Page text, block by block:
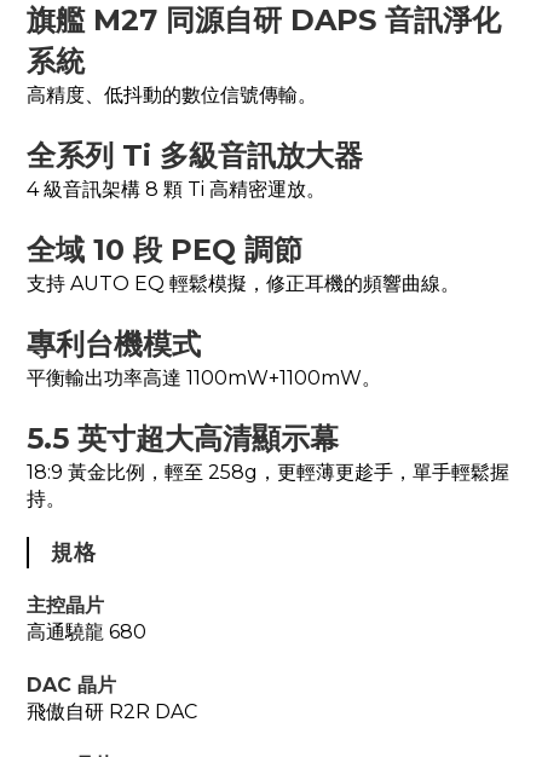
旗艦 M27 同源自研 DAPS 音訊淨化
系統
高精度、低抖動的數位信號傳輸。
全系列 Ti 多級音訊放大器
4 級音訊架構 8 顆 Ti 高精密運放。
全域 10 段 PEQ 調節
支持 AUTO EQ 輕鬆模擬，修正耳機的頻響曲線。
專利台機模式
平衡輸出功率高達 1100mW+1100mW。
5.5 英寸超大高清顯示幕
18:9 黃金比例，輕至 258g，更輕薄更趁手，單手輕鬆握
持。
規格
主控晶片
高通驍龍 680
DAC 晶片
飛傲自研 R2R DAC